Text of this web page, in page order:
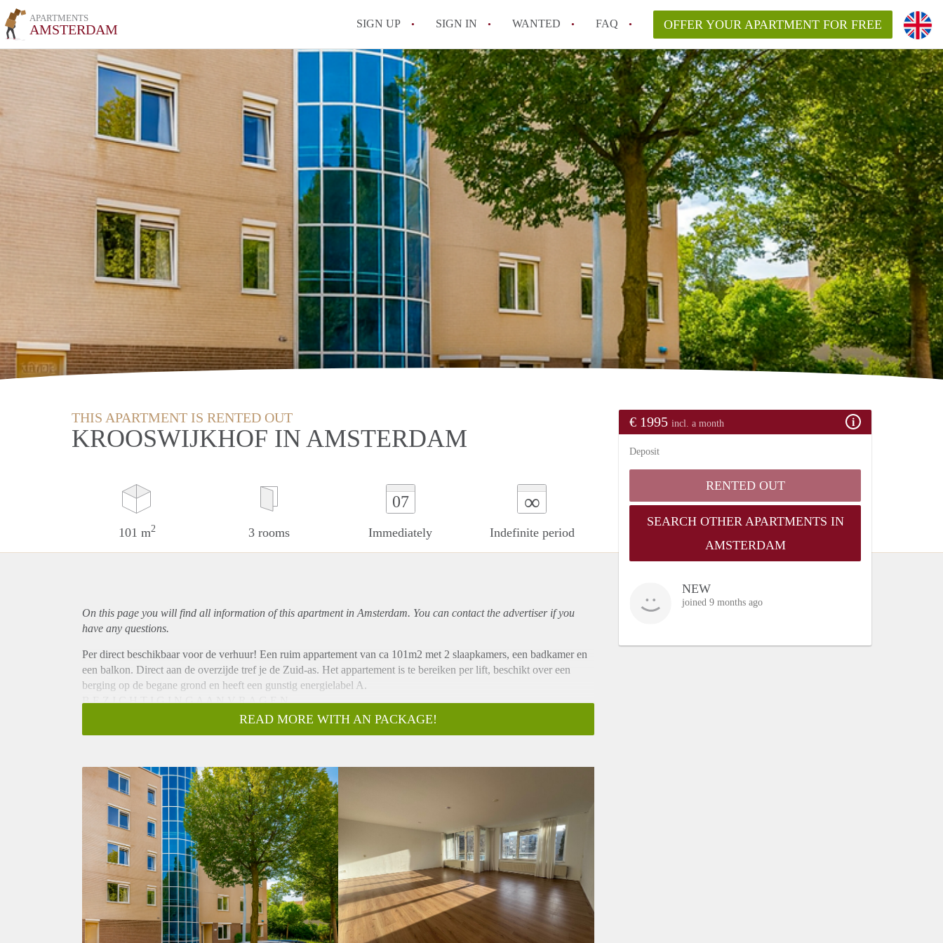
APARTMENTS
AMSTERDAM SIGN UP SIGN IN WANTED FAQ
All FAQs
OFFER YOUR APARTMENT FOR FREE
THIS APARTMENT IS RENTED OUT
KROOSWIJKHOF IN AMSTERDAM
101 m2 3 rooms
07
Immediately
∞
Indefinite period
€ 1995 incl. a month
Deposit
RENTED OUT
SEARCH OTHER APARTMENTS IN
AMSTERDAM
NEW
joined 9 months ago
On this page you will find all information of this apartmentin Amsterdam. You can contact the advertiser if you
have any questions.
Per direct beschikbaar voor de verhuur! Een ruim appartement van ca 101m2 met 2 slaapkamers, een badkamer en
een balkon. Direct aan de overzijde tref je de Zuid-as. Het appartement is te bereiken per lift, beschikt over een
berging op de begane grond en heeft een gunstig energielabel A.
B E Z I C H T I G I N G A A N V R A G E N
1. Ga naar onze eigen website en zoek naar de specifieke woning.
2. Rechtsonder vindt u een groene knop: "Plan Afspraak".
KENMERKEN
• Woonoppervlakte ca. 101m², 2 slaapkamers, 1 badkamer
• Gunstig energielabel A
• Appartement met balkon
• Lift aanwezig
• Berging (ca. 4 m²) op de begane grond, voorzien van elektra
CONDITIES
• Beschikbaar per direct
• Huurperiode minimaal 12 maanden, onbepaalde tijd
• Waarborgsom 2x de maand huur
• Servicekosten EUR 60,- p.m.
READ MORE WITH AN PACKAGE!